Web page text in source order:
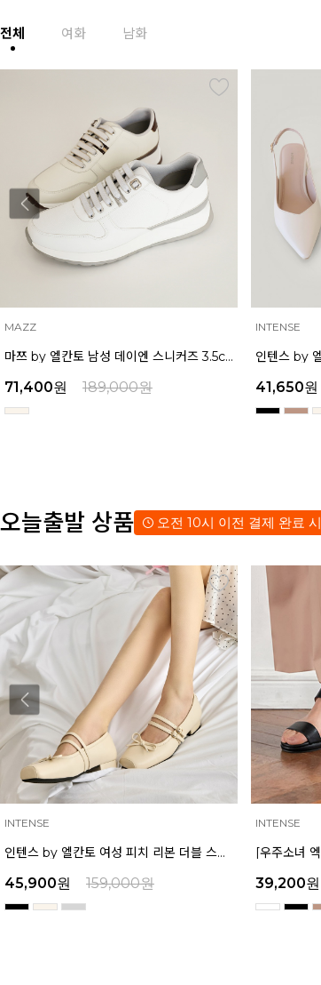
전체 여화 남화
INTENSE
인텐스 by 엘칸토 여성 브이컷 미들힐 슬링백 5cm LCWO27I613
41,650원 139,000원
MAZZ
38,250원
오늘출발 상품 오전 10시 이전 결제 완료 시
INTENSE
[우주소녀 엑시,홍수아 착용] 인텐스 by 엘칸토 여성 가보시힐 샌들 7cm LCWW08I126
39,200원 129,000원
MAZZ
39,200원